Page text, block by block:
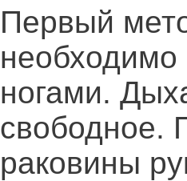
Первый
необходимо
ногами.
свободное.
раковины